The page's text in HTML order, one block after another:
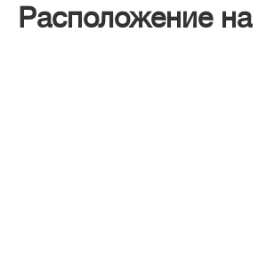
Расположение на